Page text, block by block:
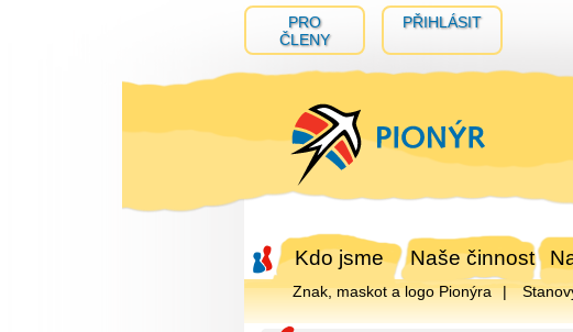
PRO
ČLENY
PŘIHLÁSIT
Kdo jsme Naše činnost
Znak, maskot a logo Pionýra